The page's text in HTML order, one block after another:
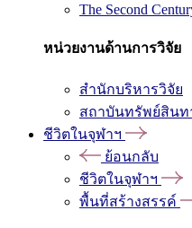
The Second
หน่วยงานด้านการวิจัย
สำนักบริหารวิจัย
สถาบันทรัพย์สิน
ชีวิตในจุฬาฯ
ย้อนกลับ
ชีวิตในจุฬาฯ
พื้นที่สร้างสรรค์